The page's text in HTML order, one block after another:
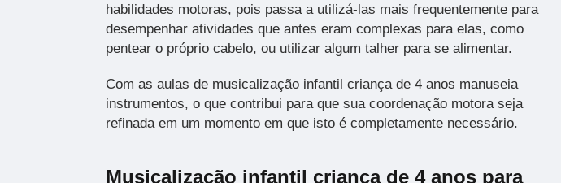
habilidades motoras, pois passa a utilizá-las mais frequentemente para
desempenhar atividades que antes eram complexas para elas, como
pentear o próprio cabelo, ou utilizar algum talher para se alimentar.
Com as aulas de musicalização infantil criança de 4 anos manuseia
instrumentos, o que contribui para que sua coordenação motora seja
refinada em um momento em que isto é completamente necessário.
Musicalização infantil criança de 4 anos para